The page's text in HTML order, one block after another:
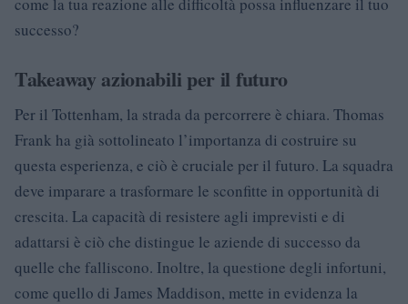
successo?
Takeaway azionabili per il futuro
Per il Tottenham, la strada da percorrere è chiara. Thomas
Frank ha già sottolineato l’importanza di costruire su
questa esperienza, e ciò è cruciale per il futuro. La squadra
deve imparare a trasformare le sconfitte in opportunità di
crescita. La capacità di resistere agli imprevisti e di
adattarsi è ciò che distingue le aziende di successo da
quelle che falliscono. Inoltre, la questione degli infortuni,
come quello di James Maddison, mette in evidenza la